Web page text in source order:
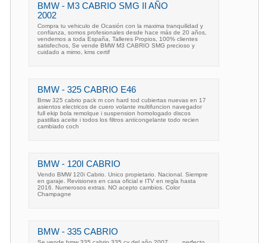
BMW - M3 CABRIO SMG II AÑO
2002
Compra tu vehiculo de Ocasión con la maxima tranquilidad y
confianza, somos profesionales desde hace más de 20 años,
vendemos a toda España, Talleres Propios, 100% clientes
satisfechos, Se vende BMW M3 CABRIO SMG precioso y
cuidado a mimo, kms certif
BMW - 325 CABRIO E46
Bmw 325 cabrio pack m con hard tod cubiertas nuevas en 17
asientos electricos de cuero volante multifuncion navegador
full ekip bola remolque i suspension homologado discos
pastillas aceite i todos los filtros anticongelante todo recien
cambiado coch
BMW - 120I CABRIO
Vendo BMW 120i Cabrio. Unico propietario. Nacional. Siempre
en garaje. Revisiones en casa oficial e ITV en regla hasta
2016. Numerosos extras. NO acepto cambios. Color
Champagne
BMW - 335 CABRIO